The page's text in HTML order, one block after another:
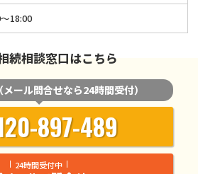
18:00
続相談窓口はこちら
（メール問合せなら24時間受付）
897-489
24時間受付中